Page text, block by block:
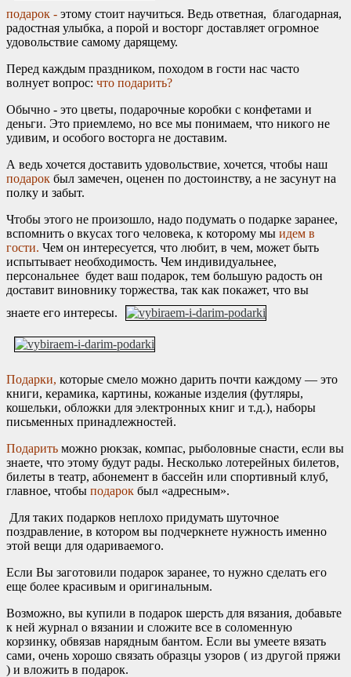
подарок - этому стоит научиться. Ведь ответная, благодарная,
радостная улыбка, а порой и восторг доставляет огромное
удовольствие самому дарящему.
Перед каждым праздником, походом в гости нас часто
волнует вопрос: что подарить?
Обычно - это цветы, подарочные коробки с конфетами и
деньги. Это приемлемо, но все мы понимаем, что никого не
удивим, и особого восторга не доставим.
А ведь хочется доставить удовольствие, хочется, чтобы наш
подарок был замечен, оценен по достоинству, а не засунут на
полку и забыт.
Чтобы этого не произошло, надо подумать о подарке заранее,
вспомнить о вкусах того человека, к которому мы идем в
гости. Чем он интересуется, что любит, в чем, может быть
испытывает необходимость. Чем индивидуальнее,
персональнее будет ваш подарок, тем большую радость он
доставит виновнику торжества, так как покажет, что вы
знаете его интересы.
Подарки, которые смело можно дарить почти каждому — это
книги, керамика, картины, кожаные изделия (футляры,
кошельки, обложки для электронных книг и т.д.), наборы
письменных принадлежностей.
Подарить можно рюкзак, компас, рыболовные снасти, если вы
знаете, что этому будут рады. Несколько лотерейных билетов,
билеты в театр, абонемент в бассейн или спортивный клуб,
главное, чтобы подарок был «адресным».
Для таких подарков неплохо придумать шуточное
поздравление, в котором вы подчеркнете нужность именно
этой вещи для одариваемого.
Если Вы заготовили подарок заранее, то нужно сделать его
еще более красивым и оригинальным.
Возможно, вы купили в подарок шерсть для вязания, добавьте
к ней журнал о вязании и сложите все в соломенную
корзинку, обвязав нарядным бантом. Если вы умеете вязать
сами, очень хорошо связать образцы узоров ( из другой пряжи
) и вложить в подарок.